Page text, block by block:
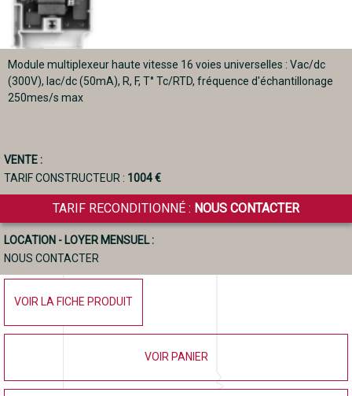
Module multiplexeur haute vitesse 16 voies universelles : Vac/dc
(300V), Iac/dc (50mA), R, F, T° Tc/RTD, fréquence d'échantillonage
250mes/s max
VENTE :
TARIF CONSTRUCTEUR : 1004 €
TARIF RECONDITIONNÉ : NOUS CONTACTER
LOCATION - LOYER MENSUEL :
NOUS CONTACTER
VOIR LA FICHE PRODUIT
VOIR PANIER